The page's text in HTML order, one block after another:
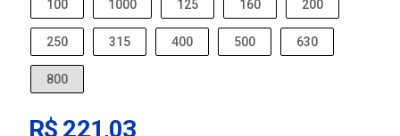
100 1000 125 160 200
250 315 400 500 630
800
R$ 221,03